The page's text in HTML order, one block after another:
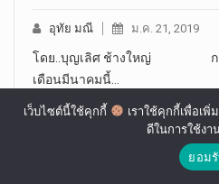
อุทัย มณี ม.ค. 21, 2019
โดย..บุญเลิศ ช้างใหญ่ การเ
เดือนมีนาคมนี้…
RELATED ARTICLES
เว็บไซต์นี้ใช้คุกกี้
เราใช้คุกกี้เพื่อเ
ดีในการใช้งา
ยอม